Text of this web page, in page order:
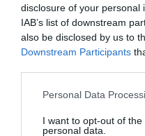
disclosure of your personal
IAB’s list of downstream
also be disclosed by us to
Downstream Participants
Please note that this
not limited to your visit or
Personal Data
I want to opt-out of
personal data.
Τρομερή έμπνευση
03.06.2026 - 20:42